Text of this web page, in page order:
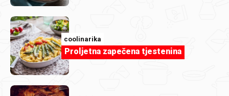
akcija) ilikako bismo izvršili svoje obveze
proizlaze iz važećih propisa Republike Hrvatske.
Ako se obrada temelji na vašoj privoli, imate pravo
kojem trenutku povući privolu. O povlačenju privole
potrebno je obavijestiti voditelja obrade na e-mail:
dpo@podravka.hr ili na adresu PODRAVKA d.d, Ulica Ante
coolinarika
Proljetna zapečena tjestenina